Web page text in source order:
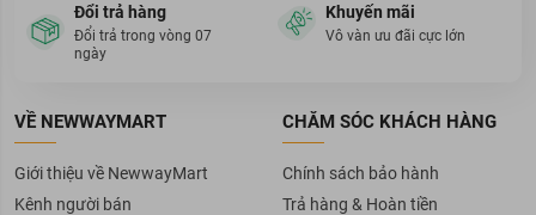
Đổi trả hàng
Đổi trả trong vòng 07
ngày
Khuyến mãi
Vô vàn ưu đãi cực lớn
VỀ NEWWAYMART
Giới thiệu về NewwayMart
Kênh người bán
CHĂM SÓC KHÁCH HÀNG
Chính sách bảo hành
Trả hàng & Hoàn tiền